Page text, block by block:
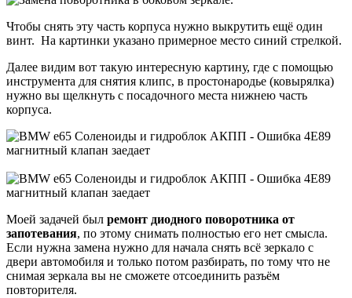
Чтобы снять эту часть корпуса нужно выкрутить ещё один
винт. На картинки указано примерное место синий стрелкой.
Далее видим вот такую интересную картину, где с помощью
инструмента для снятия клипс, в простонародье (ковырялка)
нужно вы щелкнуть с посадочного места нижнею часть
корпуса.
Моей задачей был ремонт диодного поворотника от
запотевания, по этому снимать полностью его нет смысла.
Если нужна замена нужно для начала снять всё зеркало с
двери автомобиля и только потом разбирать, по тому что не
снимая зеркала вы не сможете отсоединить разъём
повторителя.